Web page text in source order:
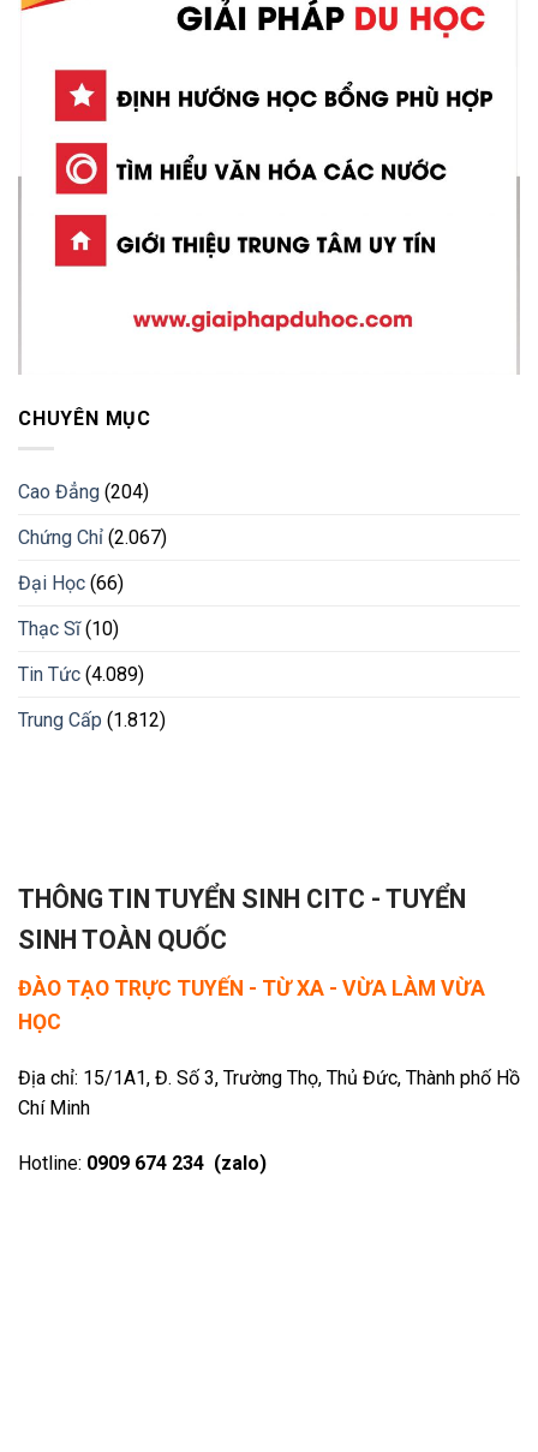
CHUYÊN MỤC
Cao Đẳng (204)
Chứng Chỉ (2.067)
Đại Học (66)
Thạc Sĩ(10)
Tin Tức (4.089)
Trung Cấp (1.812)
THÔNG TIN TUYỂN SINH CITC - TUYỂN
SINH TOÀN QUỐC
ĐÀO TẠO TRỰC TUYẾN - TỪ XA - VỪA LÀM VỪA
HỌC
Địa chỉ: 15/1A1, Đ. Số 3, Trường Thọ, Thủ Đức, Thành phố Hồ
Chí Minh
Hotline: 0909 674 234 (zalo)